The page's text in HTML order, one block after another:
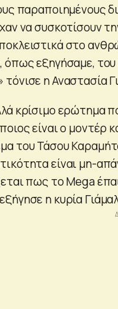
παραποιημένους
να συσκοτίσουν
στο
όπως εξηγήσαμε,
η Αναστασία
κρίσιμο ερώτημα
είναι ο
του Τάσου
είναι μη-
πως το Mega
η κυρία